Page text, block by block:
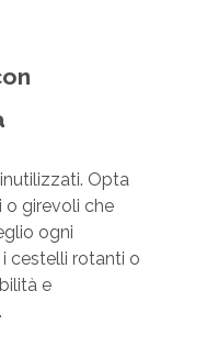
Opta
o girevoli che
ogni
cestelli rotanti o
e